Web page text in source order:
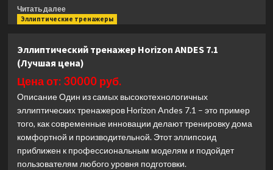
Читать далееПрочитать
больше
тренажер
CardioPower
Ergo
3
(Лучшая
цена)
Эллиптические тренажеры
Эллиптический тренажер Horizon ANDES 7.1
(Лучшая цена)
Цена от: 30000 руб.
Описание Один из самых высокотехнологичных
эллиптических тренажеров Horizon Andes 7.1 – это пример
того, как современные инновации делают тренировку дома
комфортной и производительной. Этот эллипсоид
приближен к профессиональным моделям и подойдет
пользователям любого уровня подготовки.